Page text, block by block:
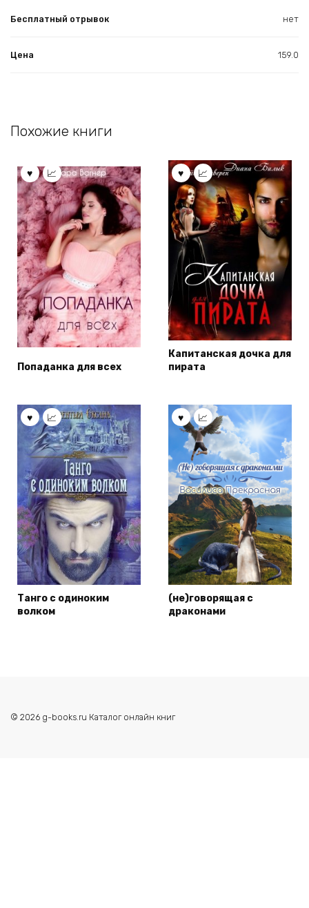
Бесплатный отрывок нет
Цена 159.0
Похожие книги
Попаданка для всех
Капитанская дочка для
пирата
Танго с одиноким
волком
(не)говорящая с
драконами
© 2026 g-books.ru Каталог онлайн книг